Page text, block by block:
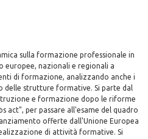
sulla formazione professionale in
europee, nazionali e regionali a
di formazione, analizzando anche i
delle strutture formative. Si parte dal
e formazione dopo le riforme
act", per passare all'esame del quadro
offerte dall'Unione Europea
di attività formative. Si